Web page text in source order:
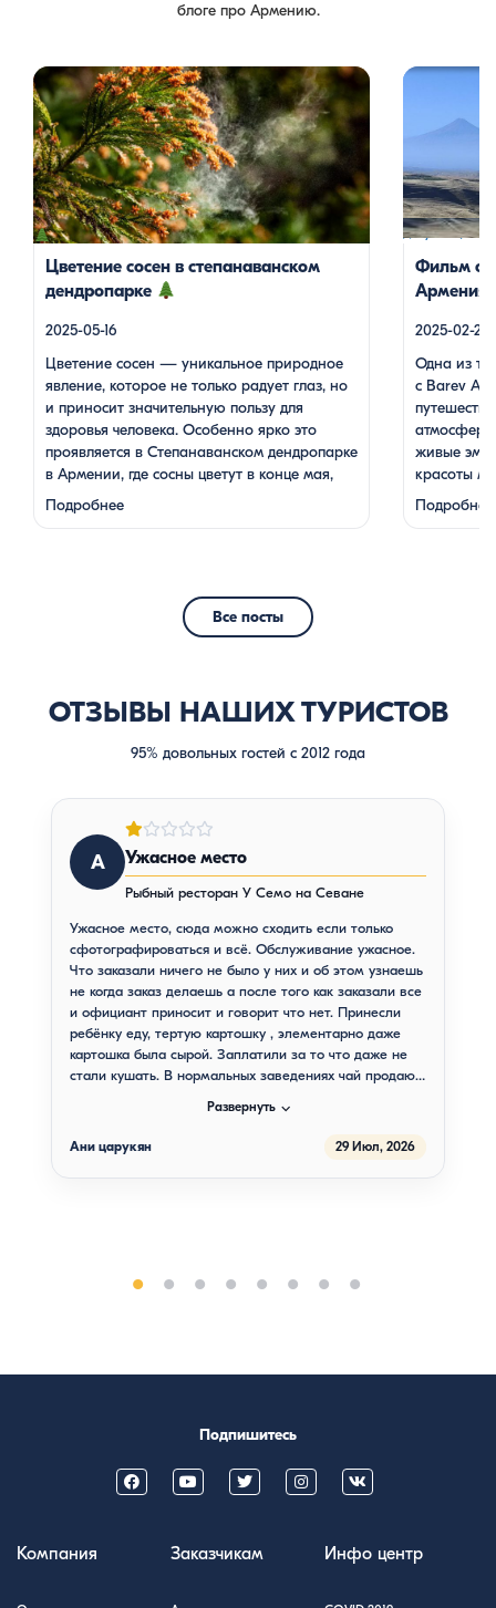
блоге про Армению.
Цветение сосен — уникальное природное
явление, которое не только радует глаз, но и
приносит значительную пользу для здоровья
человека. Особенно ярко это проявляется в
Степанаванском дендропарке в Армении, где
сосны цветут в конце мая, создавая
удивительное зрелище и наполняя воздух
целебными веществами.Степанаванский
Степанаванский дендропарк, также известный
как «Сочут» (в […]
Цветение сосен в степанаванском
дендропарке
2025-05-16
Цветение сосен — уникальное природное
явление, которое не только радует глаз, но
и приносит значительную пользу для
здоровья человека. Особенно ярко это
проявляется в Степанаванском дендропарке
в Армении, где сосны цветут в конце мая,
создавая удивительное зрелище и наполняя
воздух целебными веществами.
Подробнее
Одна из
живые
тепло и
дегустация
Гаспаряна
Фильм от
2025-02-24
Одна из
с Barev
живые
красоты
гор и
жителей,
Подробнее
Все посты
ОТЗЫВЫ НАШИХ ТУРИСТОВ
95% довольных гостей с 2012 года
А Ужасное место
Рыбный ресторан У Семо на Севане
Ужасное место, сюда можно сходить если только
сфотографироваться и всё. Обслуживание ужасное.
Что заказали ничего не было у них и об этом узнаешь
не когда заказ делаешь а после того как заказали все
и официант приносит и говорит что нет. Принесли
ребёнку еду, тертую картошку , элементарно даже
картошка была сырой. Заплатили за то что даже не
стали кушать. В нормальных заведениях чай продают
Чтобы заказать мороженое с меню надо спустится на
улицу и там только выбрать какие виды мороженого
есть у них.Потом надо подняться сказать официанту
чтобы он пошёл и принес. Ожидание было другим,
Развернуть ⌵
Ани царукян 29 Июл, 2026
Подпишитесь
Компания Заказчикам Инфо центр